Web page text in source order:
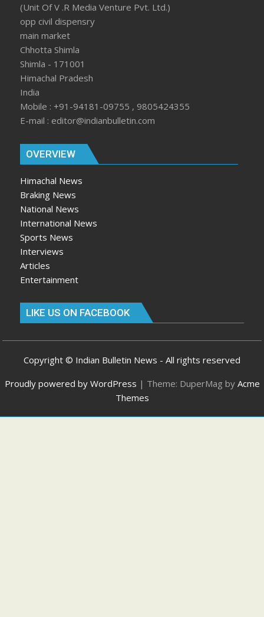
(Unit Of V .R Media Venture Pvt. Ltd.)
opp civil dispensry
main market
Chhotta Shimla
Shimla - 171001
Himachal Pradesh
India
Mobile : +91-94181-09755 , 9805424355
E-mail : editor@indianbulletin.com
OVERVIEW
Himachal News
Braking News
National News
International News
Sports News
Interviews
Articles
Entertainment
LIKE US ON FACEBOOK
Copyright © Indian Bulletin News - All rights reserved
Proudly powered by WordPress | Theme: DuperMag by Acme
Themes